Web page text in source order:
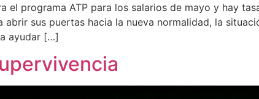
el programa ATP para los salarios de mayo y hay
sus puertas hacia la nueva normalidad, la
ayudar […]